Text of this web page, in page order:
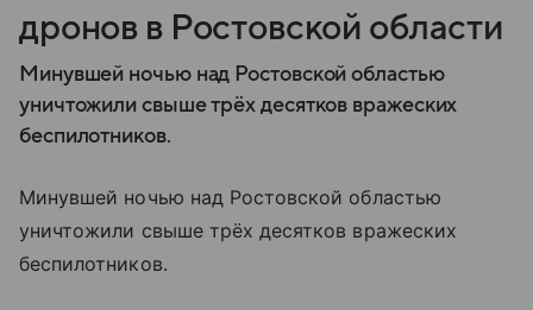
дронов в Ростовской области
Минувшей ночью над Ростовской областью
уничтожили свыше трёх десятков вражеских
беспилотников.
Минувшей ночью над Ростовской областью
уничтожили свыше трёх десятков вражеских
беспилотников.